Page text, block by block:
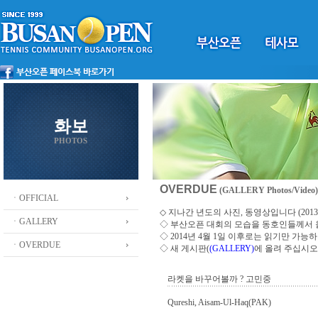
화보
PHOTOS
ㆍOFFICIAL
ㆍGALLERY
ㆍOVERDUE
OVERDUE (GALLERY Photos/Video)
◇ 지나간 년도의 사진, 동영상입니다
◇ 부산오픈 대회의 모습을 동호인들께서
◇ 2014년 4월 1일 이후로는 읽기만 가능
◇ 새 게시판((GALLERY)에 올려 주십시오
라켓을 바꾸어볼까 ? 고민중
Qureshi, Aisam-Ul-Haq(PAK)